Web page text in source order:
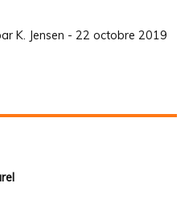
K. Jensen - 22 octobre 2019